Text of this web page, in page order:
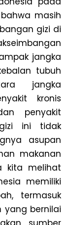
masih
gizi di
jangka
tubuh
jangka
kronis
penyakit
gizi ini tidak
asupan
makanan
kita melihat
memiliki
termasuk
yang bernilai